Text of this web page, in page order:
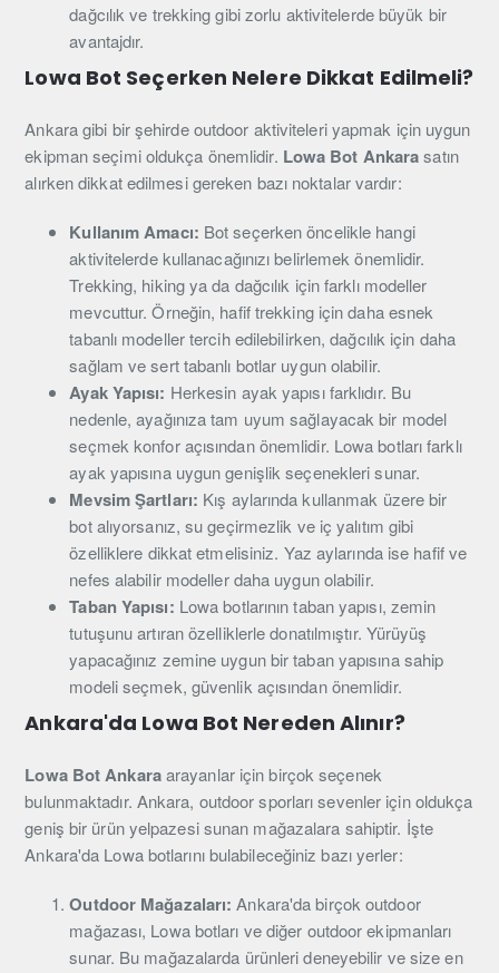
dağcılık ve trekking gibi zorlu aktivitelerde büyük bir
avantajdır.
Lowa Bot Seçerken Nelere Dikkat Edilmeli?
Ankara gibi bir şehirde outdoor aktiviteleri yapmak için uygun
ekipman seçimi oldukça önemlidir. Lowa Bot Ankarasatın
alırken dikkat edilmesi gereken bazı noktalar vardır:
Kullanım Amacı: Bot seçerken öncelikle hangi
aktivitelerde kullanacağınızı belirlemek önemlidir.
Trekking, hiking ya da dağcılık için farklı modeller
mevcuttur. Örneğin, hafif trekking için daha esnek
tabanlı modeller tercih edilebilirken, dağcılık için daha
sağlam ve sert tabanlı botlar uygun olabilir.
Ayak Yapısı: Herkesin ayak yapısı farklıdır. Bu
nedenle, ayağınıza tam uyum sağlayacak bir model
seçmek konfor açısından önemlidir. Lowa botları farklı
ayak yapısına uygun genişlik seçenekleri sunar.
Mevsim Şartları: Kış aylarında kullanmak üzere bir
bot alıyorsanız, su geçirmezlik ve iç yalıtım gibi
özelliklere dikkat etmelisiniz. Yaz aylarında ise hafif ve
nefes alabilir modeller daha uygun olabilir.
Taban Yapısı: Lowa botlarının taban yapısı, zemin
tutuşunu artıran özelliklerle donatılmıştır. Yürüyüş
yapacağınız zemine uygun bir taban yapısına sahip
modeli seçmek, güvenlik açısından önemlidir.
Ankara'da Lowa Bot Nereden Alınır?
Lowa Bot Ankaraarayanlar için birçok seçenek
bulunmaktadır. Ankara, outdoor sporları sevenler için oldukça
geniş bir ürün yelpazesi sunan mağazalara sahiptir. İşte
Ankara'da Lowa botlarını bulabileceğiniz bazı yerler:
Outdoor Mağazaları: Ankara'da birçok outdoor
mağazası, Lowa botları ve diğer outdoor ekipmanları
sunar. Bu mağazalarda ürünleri deneyebilir ve size en